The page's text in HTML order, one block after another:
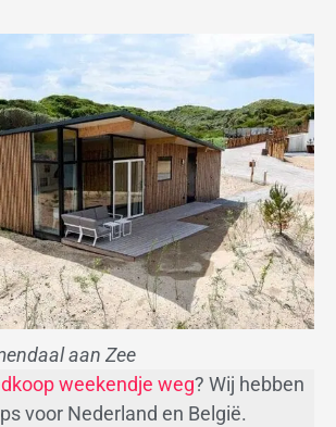
aan Zee
weekendje weg? Wij hebben
voor Nederland en België.